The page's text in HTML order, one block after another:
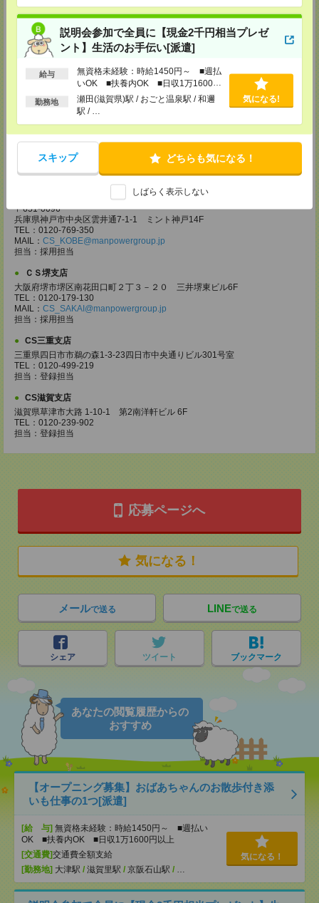
説明会参加で全員に【現金2千円相当プレゼ
ント】生活のお手伝い[派遣]
給与
無資格未経験：時給1450円～ ■週払
いOK ■扶養内OK ■日収1万1600円
以上
勤務地
瀬田(滋賀県)駅 / おごと温泉駅 / 和邇
駅 / …
気になる!
スキップ どちらも気になる！
しばらく表示しない
MAIL：CS_OSAKA@manpowergroup.jp
担当：採用担当
CS難波支店
〒542-0076
TEL：0120-923-052
CS_NANBA@manpowergroup.jp
京都府京都市下京区四条通烏丸東入ル長刀鉾町 8 京都三井ビル 6F
TEL：0120-923-052
MAIL：CS_KYOTO@manpowergroup.jp
担当：採用担当
〒651-0096
兵庫県神戸市中央区雲井通7-1-1 ミント神戸14F
TEL：0120-769-350
MAIL： CS_KOBE@manpowergroup.jp
担当：採用担当
ＣＳ堺支店
大阪府堺市堺区南花田口町２丁３－２０ 三井堺東ビル6F
TEL：0120-179-130
MAIL： CS_SAKAI@manpowergroup.jp
担当：採用担当
CS三重支店
三重県四日市市鵜の森1-3-23四日市中央通りビル301号室
TEL：0120-499-219
担当：登録担当
CS滋賀支店
滋賀県草津市大路 1-10-1 第2南洋軒ビル 6F
TEL：0120-239-902
担当：登録担当
応募ページへ
気になる！
メールで送る LINEで送る
シェア ツイート ブックマーク
あなたの閲覧履歴からの
おすすめ
【オープニング募集】おばあちゃんのお散歩付き添
いも仕事の1つ[派遣]
[給 与] 無資格未経験：時給1450円～ ■週払い
OK ■扶養内OK ■日収1万1600円以上
[交通費]交通費全額支給
[勤務地] 大津駅 / 滋賀里駅 / 京阪石山駅 / …
気になる！